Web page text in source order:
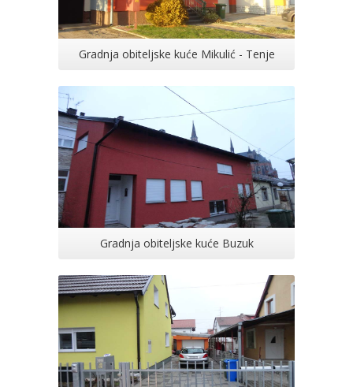
Gradnja obiteljske kuće Mikulić - Tenje
Gradnja obiteljske kuće Buzuk